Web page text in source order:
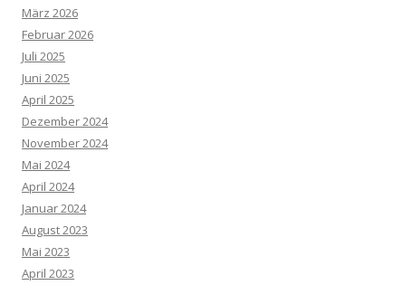
März 2026
Februar 2026
Juli 2025
Juni 2025
April 2025
Dezember 2024
November 2024
Mai 2024
April 2024
Januar 2024
August 2023
Mai 2023
April 2023